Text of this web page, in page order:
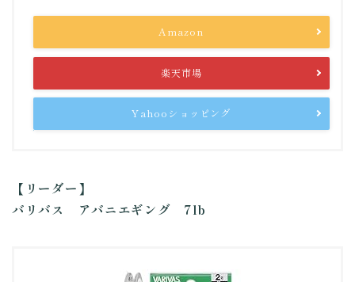
Amazon
楽天市場
Yahooショッピング
【リーダー】
バリバス アバニエギング 7lb